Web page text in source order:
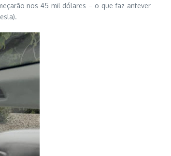
nos 45 mil dólares – o que faz antever